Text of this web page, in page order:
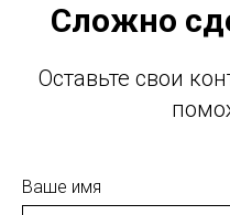
Сложно
Оставьте свои
Ваше имя